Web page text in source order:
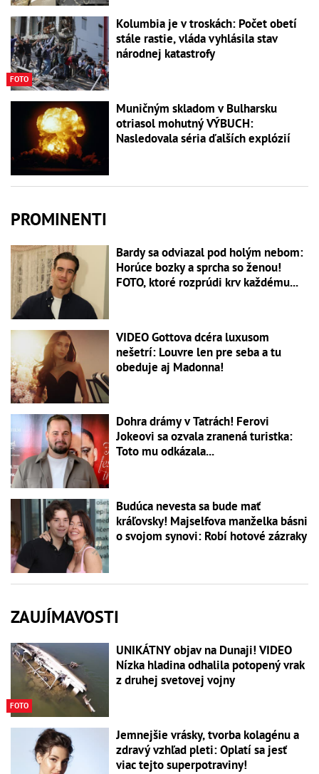
FOTO
Kolumbia je v troskách: Počet obetí
stále rastie, vláda vyhlásila stav
národnej katastrofy
Muničným skladom v Bulharsku
otriasol mohutný VÝBUCH:
Nasledovala séria ďalších explózií
PROMINENTI
Bardy sa odviazal pod holým nebom:
Horúce bozky a sprcha so ženou!
FOTO, ktoré rozprúdi krv každému...
VIDEO Gottova dcéra luxusom
nešetrí: Louvre len pre seba a tu
obeduje aj Madonna!
Dohra drámy v Tatrách! Ferovi
Jokeovi sa ozvala zranená turistka:
Toto mu odkázala...
Budúca nevesta sa bude mať
kráľovsky! Majselfova manželka básni
o svojom synovi: Robí hotové zázraky
ZAUJÍMAVOSTI
FOTO
UNIKÁTNY objav na Dunaji! VIDEO
Nízka hladina odhalila potopený vrak
z druhej svetovej vojny
Jemnejšie vrásky, tvorba kolagénu a
zdravý vzhľad pleti: Oplatí sa jesť
viac tejto superpotraviny!